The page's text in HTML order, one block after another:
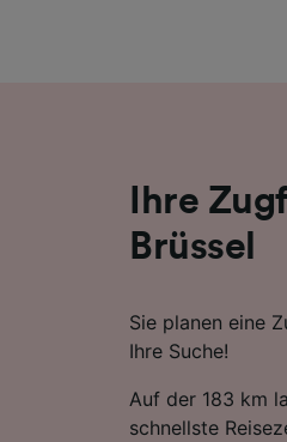
Ihre
Brüssel
Sie planen eine
Ihre Suche!
Auf der 183 km
schnellste